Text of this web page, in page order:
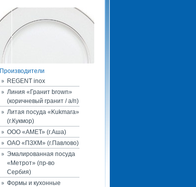
Производители
REGENT inox
Линия «Гранит brown»
(коричневый гранит / а/п)
Литая посуда «Kukmara»
(г.Кукмор)
ООО «АМЕТ» (г.Аша)
ОАО «ПЗХМ» (г.Павлово)
Эмалированная посуда
«Метрот» (пр-во
Сербия)
Формы и кухонные